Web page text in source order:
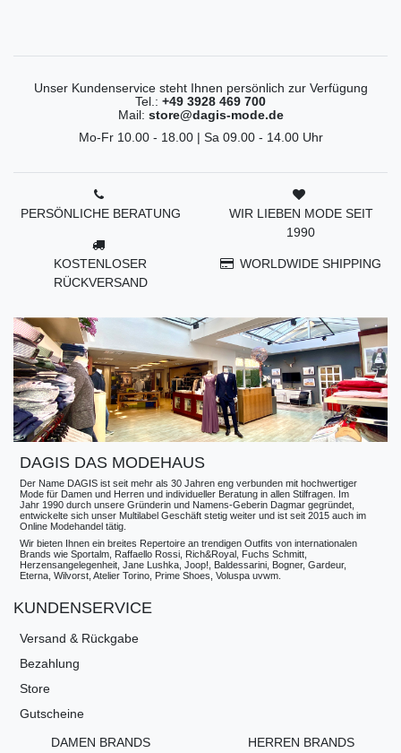
Unser Kundenservice steht Ihnen persönlich zur Verfügung
Tel.: +49 3928 469 700
Mail: store@dagis-mode.de
Mo-Fr 10.00 - 18.00 | Sa 09.00 - 14.00 Uhr
PERSÖNLICHE BERATUNG
KOSTENLOSER
RÜCKVERSAND
WIR LIEBEN MODE SEIT
1990
WORLDWIDE SHIPPING
DAGIS DAS MODEHAUS
Der Name DAGIS ist seit mehr als 30 Jahren eng verbunden mit hochwertiger
Mode für Damen und Herren und individueller Beratung in allen Stilfragen. Im
Jahr 1990 durch unsere Gründerin und Namens-Geberin Dagmar gegründet,
entwickelte sich unser Multilabel Geschäft stetig weiter und ist seit 2015 auch im
Online Modehandel tätig.
Wir bieten Ihnen ein breites Repertoire an trendigen Outfits von internationalen
Brands wie Sportalm, Raffaello Rossi, Rich&Royal, Fuchs Schmitt,
Herzensangelegenheit, Jane Lushka, Joop!, Baldessarini, Bogner, Gardeur,
Eterna, Wilvorst, Atelier Torino, Prime Shoes, Voluspa uvwm.
KUNDENSERVICE
Versand & Rückgabe
Bezahlung
Store
Gutscheine
DAMEN BRANDS
HERREN BRANDS